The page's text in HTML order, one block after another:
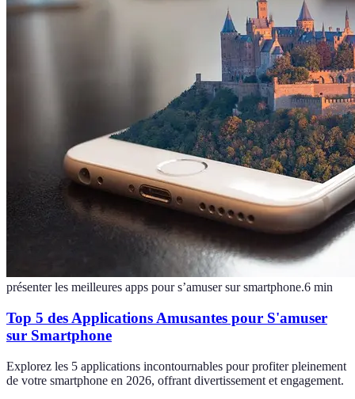
présenter les meilleures apps pour s’amuser sur smartphone.6 min
Top 5 des Applications Amusantes pour S'amuser
sur Smartphone
Explorez les 5 applications incontournables pour profiter pleinement
de votre smartphone en 2026, offrant divertissement et engagement.